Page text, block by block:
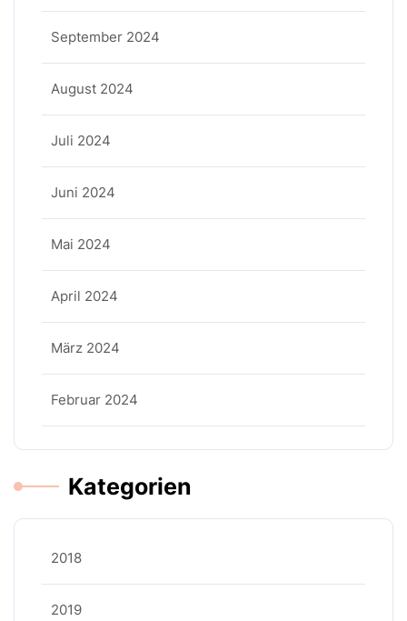
September 2024
August 2024
Juli 2024
Juni 2024
Mai 2024
April 2024
März 2024
Februar 2024
Kategorien
2018
2019